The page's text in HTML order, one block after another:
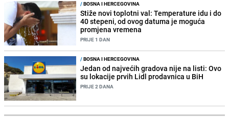
/BOSNA I HERCEGOVINA
Stiže novi toplotni val: Temperature idu i do
40 stepeni, od ovog datuma je moguća
promjena vremena
PRIJE 1 DAN
/BOSNA I HERCEGOVINA
Jedan od najvećih gradova nije na listi: Ovo
su lokacije prvih Lidl prodavnica u BiH
PRIJE 2 DANA